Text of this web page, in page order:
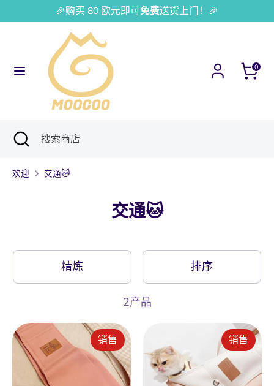
到
🎉购买 80 欧元即可免费送货上门！🎉
0
货法国 (EUR €)
语简体中文
究
研
搜
商
关
搜
欢迎 交通🐱
交通🐱
精炼 排序
2产品
销售 销售